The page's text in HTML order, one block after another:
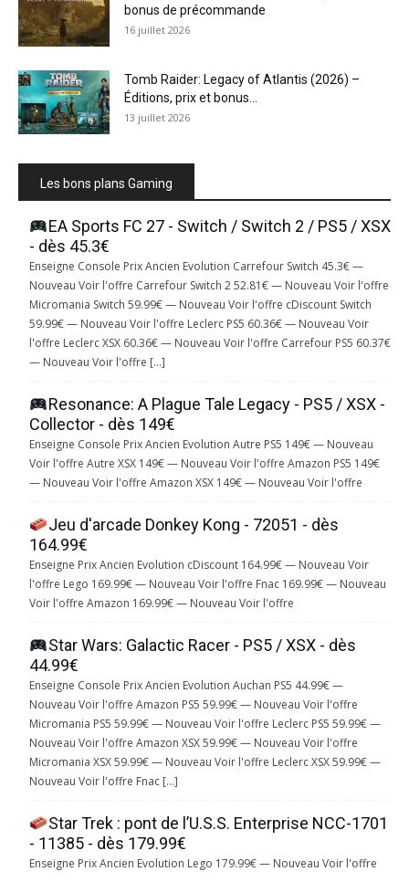
bonus de précommande
16 juillet 2026
Tomb Raider: Legacy of Atlantis (2026) –
Éditions, prix et bonus...
13 juillet 2026
Les bons plans Gaming
EA Sports FC 27 - Switch / Switch 2 / PS5 / XSX
- dès 45.3€
Enseigne Console Prix Ancien Evolution Carrefour Switch 45.3€ —
Nouveau Voir l'offre Carrefour Switch 2 52.81€ — Nouveau Voir l'offre
Micromania Switch 59.99€ — Nouveau Voir l'offre cDiscount Switch
59.99€ — Nouveau Voir l'offre Leclerc PS5 60.36€ — Nouveau Voir
l'offre Leclerc XSX 60.36€ — Nouveau Voir l'offre Carrefour PS5 60.37€
— Nouveau Voir l'offre […]
Resonance: A Plague Tale Legacy - PS5 / XSX -
Collector - dès 149€
Enseigne Console Prix Ancien Evolution Autre PS5 149€ — Nouveau
Voir l'offre Autre XSX 149€ — Nouveau Voir l'offre Amazon PS5 149€
— Nouveau Voir l'offre Amazon XSX 149€ — Nouveau Voir l'offre
Jeu d'arcade Donkey Kong - 72051 - dès
164.99€
Enseigne Prix Ancien Evolution cDiscount 164.99€ — Nouveau Voir
l'offre Lego 169.99€ — Nouveau Voir l'offre Fnac 169.99€ — Nouveau
Voir l'offre Amazon 169.99€ — Nouveau Voir l'offre
Star Wars: Galactic Racer - PS5 / XSX - dès
44.99€
Enseigne Console Prix Ancien Evolution Auchan PS5 44.99€ —
Nouveau Voir l'offre Amazon PS5 59.99€ — Nouveau Voir l'offre
Micromania PS5 59.99€ — Nouveau Voir l'offre Leclerc PS5 59.99€ —
Nouveau Voir l'offre Amazon XSX 59.99€ — Nouveau Voir l'offre
Micromania XSX 59.99€ — Nouveau Voir l'offre Leclerc XSX 59.99€ —
Nouveau Voir l'offre Fnac […]
Star Trek : pont de l’U.S.S. Enterprise NCC-1701
- 11385 - dès 179.99€
Enseigne Prix Ancien Evolution Lego 179.99€ — Nouveau Voir l'offre